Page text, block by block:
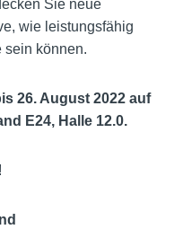
Sie neue
wie leistungsfähig
sein können.
26. August 2022 auf
E24, Halle 12.0.